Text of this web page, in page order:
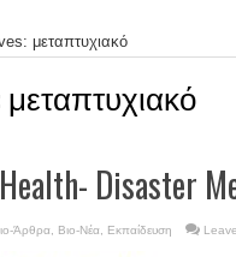
μεταπτυχιακό
μεταπτυχιακό
Disaster
Άρθρα Βιο-Νέα Εκπαίδευση